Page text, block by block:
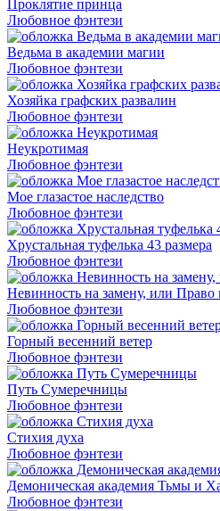
Проклятие принца
Любовное фэнтези
Ведьма в академии магии
Любовное фэнтези
Хозяйка графских развалин
Любовное фэнтези
Неукротимая
Любовное фэнтези
Мое глазастое наследство
Любовное фэнтези
Хрустальная туфелька 43 размера
Любовное фэнтези
Невинность на замену, или Право
Любовное фэнтези
Горный весенний ветер
Любовное фэнтези
Путь Сумеречницы
Любовное фэнтези
Стихия духа
Любовное фэнтези
Демоническая академия Тьмы и
Любовное фэнтези